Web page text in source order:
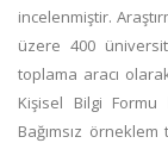
incelenmiştir.
üzere 400
toplama aracı
Kişisel Bilgi Formu
Bağımsız